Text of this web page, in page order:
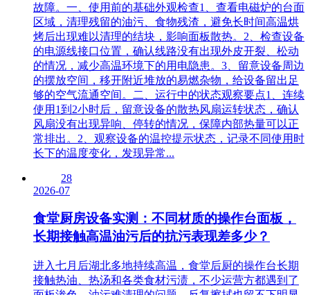
故障。一、使用前的基础外观检查1、查看电磁炉的台面
区域，清理残留的油污、食物残渣，避免长时间高温烘
烤后出现难以清理的结块，影响面板散热。2、检查设备
的电源线接口位置，确认线路没有出现外皮开裂、松动
的情况，减少高温环境下的用电隐患。3、留意设备周边
的摆放空间，移开附近堆放的易燃杂物，给设备留出足
够的空气流通空间。二、运行中的状态观察要点1、连续
使用1到2小时后，留意设备的散热风扇运转状态，确认
风扇没有出现异响、停转的情况，保障内部热量可以正
常排出。2、观察设备的温控提示状态，记录不同使用时
长下的温度变化，发现异常...
28
2026-07
食堂厨房设备实测：不同材质的操作台面板，
长期接触高温油污后的抗污表现差多少？
进入七月后湖北多地持续高温，食堂后厨的操作台长期
接触热油、热汤和各类食材污渍，不少运营方都遇到了